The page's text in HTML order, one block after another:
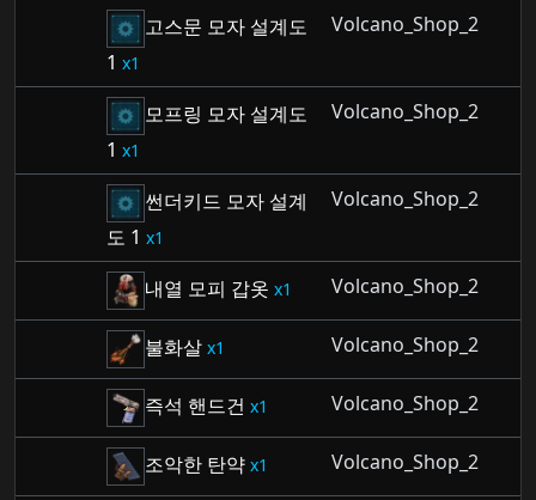
고스문 모자 설계도
1
1
Volcano_Shop_2
모프링 모자 설계도
1
1
Volcano_Shop_2
썬더키드 모자 설계
도 1
1
Volcano_Shop_2
내열 모피 갑옷 1 Volcano_Shop_2
불화살 1 Volcano_Shop_2
즉석 핸드건 1 Volcano_Shop_2
조악한 탄약 1 Volcano_Shop_2